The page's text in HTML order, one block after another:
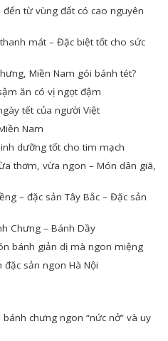
từ vùng đất có cao nguyên
mát – Đặc biệt tốt cho sức
Miền Nam gói bánh tét?
ăn có vị ngọt đậm
tết của người Việt
Nam
dưỡng tốt cho tim mạch
thơm, vừa ngon – Món dân giã,
– đặc sản Tây Bắc – Đặc sản
Chưng – Bánh Dầy
bánh giản dị mà ngon miệng
sản ngon Hà Nội
chưng ngon “nức nở” và uy